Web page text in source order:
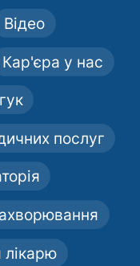
Відео
Кар'єра у нас
послуг
лікарю